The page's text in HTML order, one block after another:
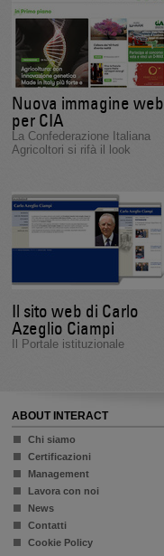
Nuova immagine web
per CIA
La Confederazione Italiana
Agricoltori si rifà il look
Il sito web di Carlo
Azeglio Ciampi
Il Portale istituzionale
ABOUT INTERACT
Chi siamo
Certificazioni
Management
Lavora con noi
News
Contatti
Cookie Policy